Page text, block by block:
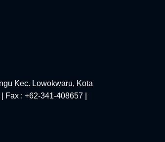
Kec. Lowokwaru, Kota
: +62-341-408657 |